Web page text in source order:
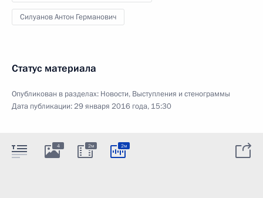
Силуанов Антон Германович
Статус материала
Опубликован в разделах: Новости, Выступления и стенограммы
Дата публикации:29 января 2016 года, 15:30
4 2м 2м